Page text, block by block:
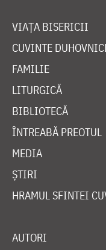
VIAȚA BISERICII
CUVINTE
FAMILIE
LITURGICĂ
BIBLIOTECĂ
ÎNTREABĂ PREOTUL
MEDIA
ȘTIRI
HRAMUL SFINTEI
AUTORI